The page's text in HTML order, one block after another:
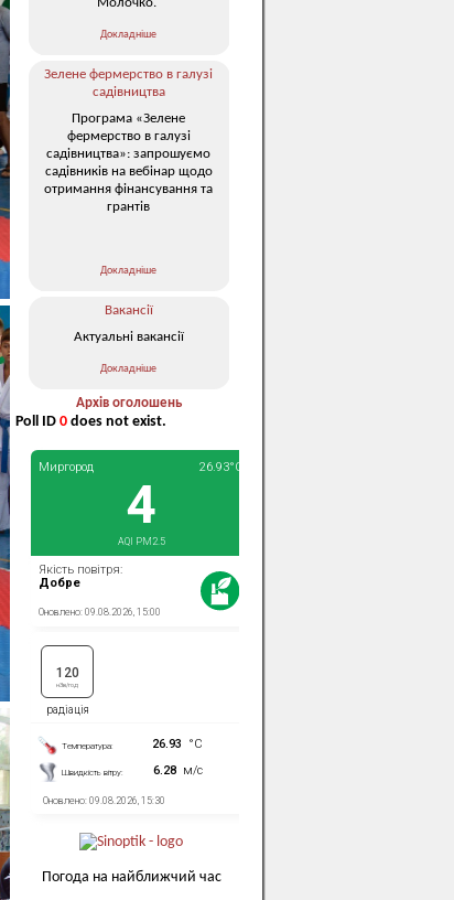
Докладніше
Зелене фермерство в галузі
садівництва
Програма «Зелене
фермерство в галузі
садівництва»: запрошуємо
садівників на вебінар щодо
отримання фінансування та
грантів
Докладніше
Вакансії
Актуальні вакансії
Докладніше
Архів оголошень
Poll ID 0 does not exist.
Погода на найближчий час